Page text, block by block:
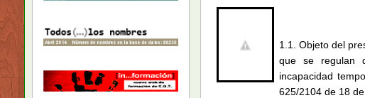
1.1. Objeto del
que se regulan
incapacidad
625/2104 de 18 de